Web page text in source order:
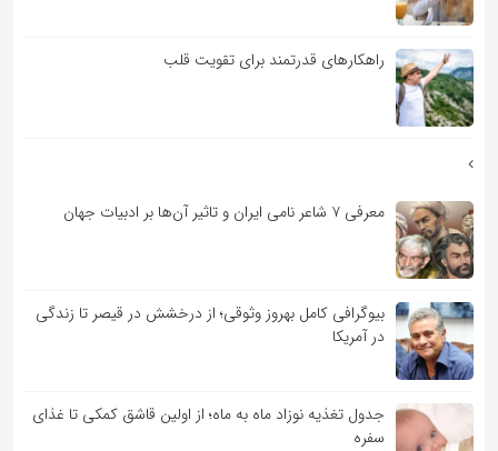
راهکارهای قدرتمند برای تقویت قلب
معرفی ۷ شاعر نامی ایران و تاثیر آن‌ها بر ادبیات جهان
بیوگرافی کامل بهروز وثوقی؛ از درخشش در قیصر تا زندگی
در آمریکا
جدول تغذیه نوزاد ماه به ماه؛ از اولین قاشق کمکی تا غذای
سفره